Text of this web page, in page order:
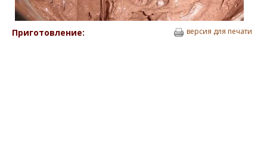
Приготовление: версия для печати